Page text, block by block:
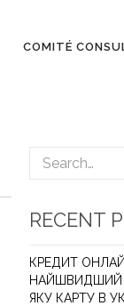
COMITÉ
RECENT
КРЕДИТ
НАЙШВИДШИЙ
ЯКУ КАРТУ В